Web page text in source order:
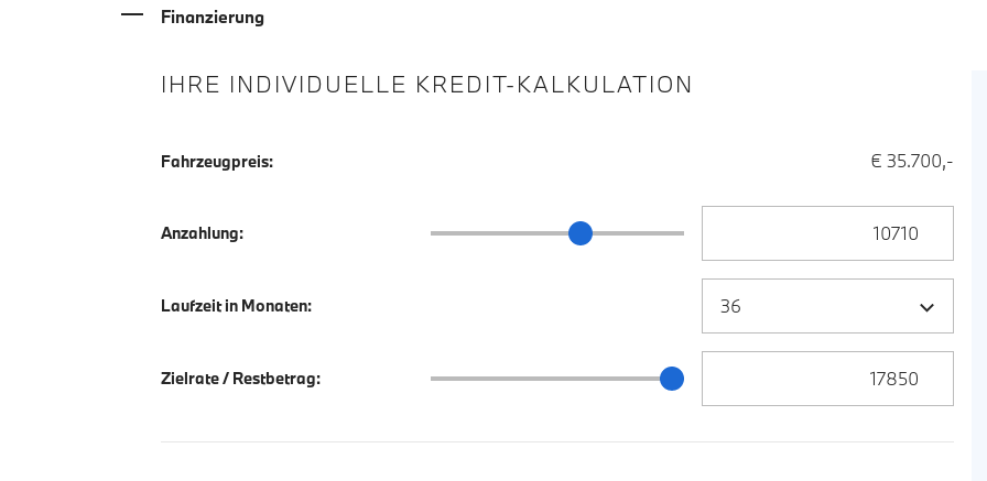
Finanzierung
IHRE INDIVIDUELLE KREDIT-KALKULATION
Fahrzeugpreis: € 35.700,-
Anzahlung: Anzahlung Schieberegler
Laufzeit in Monaten:
Zielrate / Restbetrag: Zielrate / Restbetrag Schieberegler